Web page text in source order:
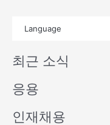
u
e
i
n
Language
최근 소식
응용
인재채용